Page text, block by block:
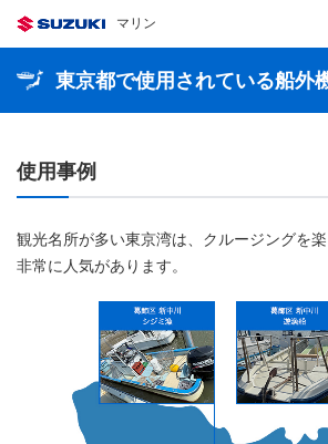
マリン
東京都で使用されている船外
使用事例
観光名所が多い東京湾は、クルージングを
非常に人気があります。